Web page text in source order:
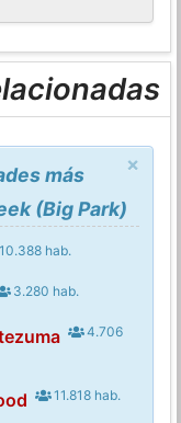
×
más
(Big Park)
hab.
3.280 hab.
4.706
11.818 hab.